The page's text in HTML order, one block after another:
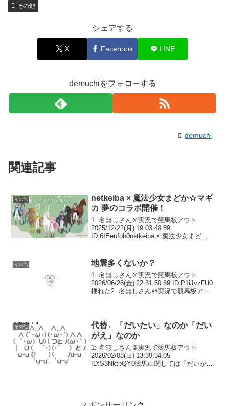
その他
シェアする
X Facebook LINE
demuchiをフォローする
demuchi
関連記事
その他
netkeiba × 魔法少女まどか☆マギ
カ 夢のコラボ開催！
1: 名無しさん＠実況で競馬板アウト
2025/12/22(月) 19:03:48.89
ID:6IEeufoh0netkeiba × 魔法少女まどか
ン、描き下ろしイ...
その他 地震多くないか？
1: 名無しさん＠実況で競馬板アウト
2026/06/26(金) 22:31:50.69 ID:P1iJvzFU0
揺れた2: 名無しさん＠実況で競馬板アウ
その他
代替←「だいたい」なのか「だい
がえ」なのか
1: 名無しさん＠実況で競馬板アウト
2026/02/08(日) 13:39:34.05
ID:S3NktpQY0競馬に関しては「だいが